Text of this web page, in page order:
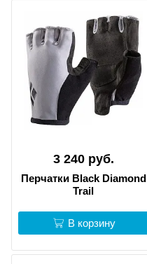
3 240 руб.
Перчатки Black Diamond
Trail
В корзину